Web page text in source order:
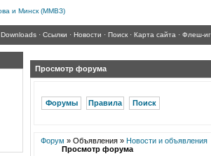
Downloads · Ссылки · Новости · Поиск · Карта сайта · Флеш-
Просмотр форума
Форумы Правила Поиск
Форум » Объявления » Новости и объявления
Просмотр форума